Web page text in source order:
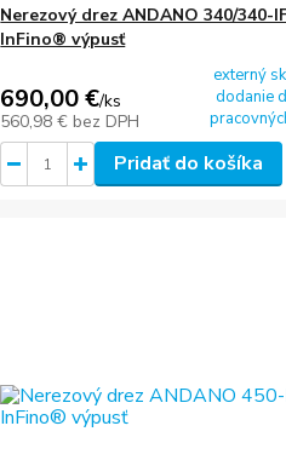
Nerezový drez ANDANO 340/340-
InFino® výpusť
690,00 €/ks
560,98 € bez DPH
externý
dodanie
Pridať do košíka